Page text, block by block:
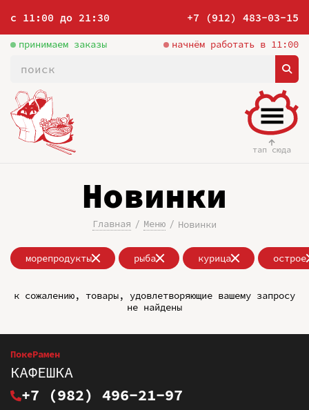
с 11:00 до 21:30 +7 (912) 483-03-15
принимаем заказы начнём работать в 11:00
тап сюда
Новинки
Главная Меню Новинки
морепродукты рыба курица острое
к сожалению, товары, удовлетворяющие вашему запросу
не найдены
ПокеРамен
КАФЕШКА
+7 (982) 496-21-97